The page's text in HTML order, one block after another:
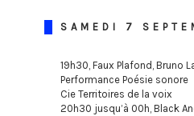
SAMEDI 7
19h30, Faux Plafond, Bruno
Performance Poésie sonore
Cie Territoires de la voix
20h30 jusqu’à 00h, Black